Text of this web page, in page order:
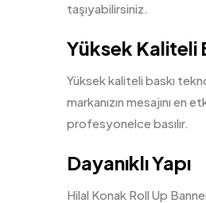
taşıyabilirsiniz.
Yüksek Kaliteli
Yüksek kaliteli baskı
markanızın mesajını
profesyonelce basılır.
Dayanıklı Yapı
Hilal Konak Roll Up